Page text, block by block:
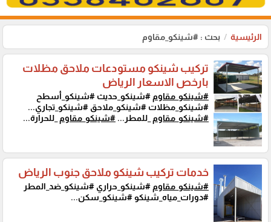
الرئيسية بحث : #شينكو_مقاوم
تركيب شينكو مستودعات ملاحق مظلات
بارخص الاسعار الرياض
#شينكو_مقاوم #شينكو_حديث #شينكو_أسطح
#شينكو_مظلات #شينكو_ملاحق #شينكو_تجاري...
#شينكو_مقاوم _للمطر... #شينكو_مقاوم _للحرارة...
خدمات تركيب شينكو ملاحق جنوب الرياض
#شينكو_مقاوم #شينكو_حراري #شينكو_ضد_المطر
#دورات_مياه_شينكو #شينكو_سكن...